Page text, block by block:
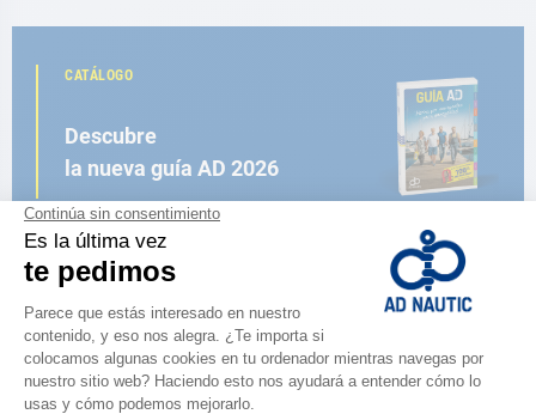
CATÁLOGO
Descubre
la nueva guía AD 2026
NAVEGAR POR EL CATÁLOGO
ESPACIO FIDELIDAD
¿Eres apasionado?